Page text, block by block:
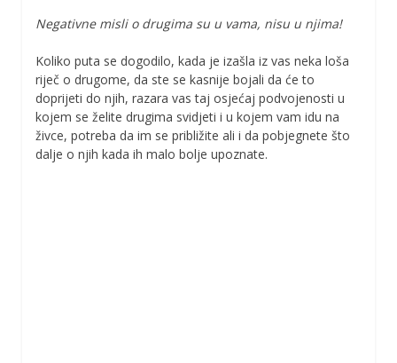
Negativne misli o drugima su u vama, nisu u njima!
Koliko puta se dogodilo, kada je izašla iz vas neka loša
riječ o drugome, da ste se kasnije bojali da će to
doprijeti do njih, razara vas taj osjećaj podvojenosti u
kojem se želite drugima svidjeti i u kojem vam idu na
živce, potreba da im se približite ali i da pobjegnete što
dalje o njih kada ih malo bolje upoznate.